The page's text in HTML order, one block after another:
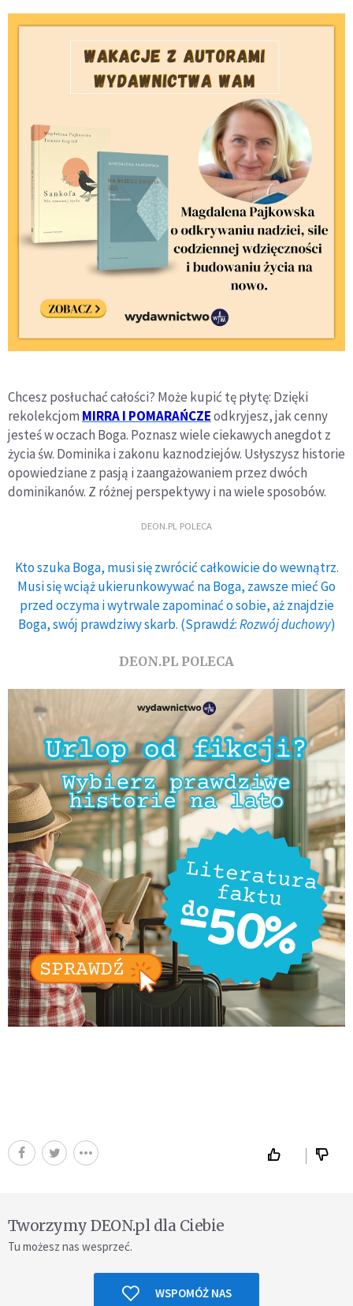
Chcesz posłuchać całości? Może kupić tę płytę: Dzięki
rekolekcjom MIRRA I POMARAŃCZEodkryjesz, jak cenny
jesteś w oczach Boga. Poznasz wiele ciekawych anegdot z
życia św. Dominika i zakonu kaznodziejów. Usłyszysz historie
opowiedziane z pasją i zaangażowaniem przez dwóch
dominikanów. Z różnej perspektywy i na wiele sposobów.
DEON.PL POLECA
Kto szuka Boga, musi się zwrócić całkowicie do wewnątrz.
Musi się wciąż ukierunkowywać na Boga, zawsze mieć Go
przed oczyma i wytrwale zapominać o sobie, aż znajdzie
Boga, swój prawdziwy skarb. (Sprawdź:Rozwój duchowy)
DEON.PL POLECA
Tworzymy DEON.pl dla Ciebie
Tu możesz nas wesprzeć.
WSPOMÓŻ NAS